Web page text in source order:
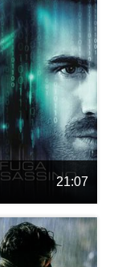
21:07